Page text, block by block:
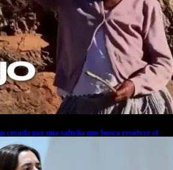
creada por una salteña que busca resolver el
en Latinoamérica